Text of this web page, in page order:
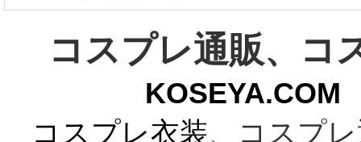
コスプレ通販、コ
コスプレ衣装、コスプ